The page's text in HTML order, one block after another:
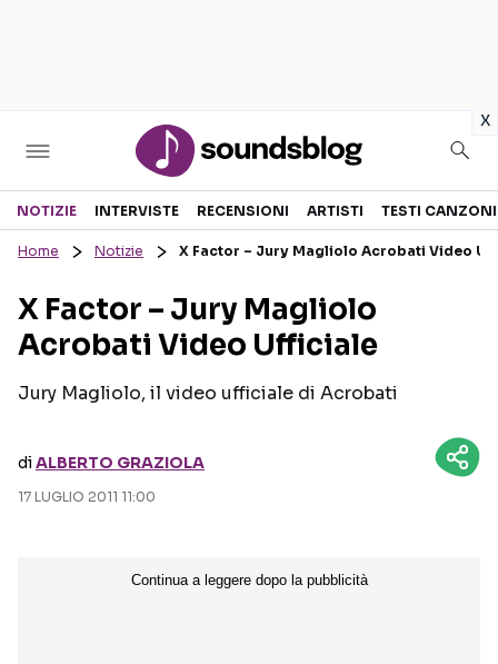
x
Sezioni
RECENSIONI MUSICALI
INTERVISTE
GOSSIP E CURIOSITÀ
TESTI CANZONI
TOUR ED EVENTI
TALENT SHOW
NOTIZIE INTERVISTE RECENSIONI ARTISTI TESTI CANZONI
Home Notizie X Factor – Jury Magliolo Acrobati Video
X Factor – Jury Magliolo
Acrobati Video Ufficiale
Jury Magliolo, il video ufficiale di Acrobati
diALBERTO GRAZIOLA
17 LUGLIO 2011 11:00